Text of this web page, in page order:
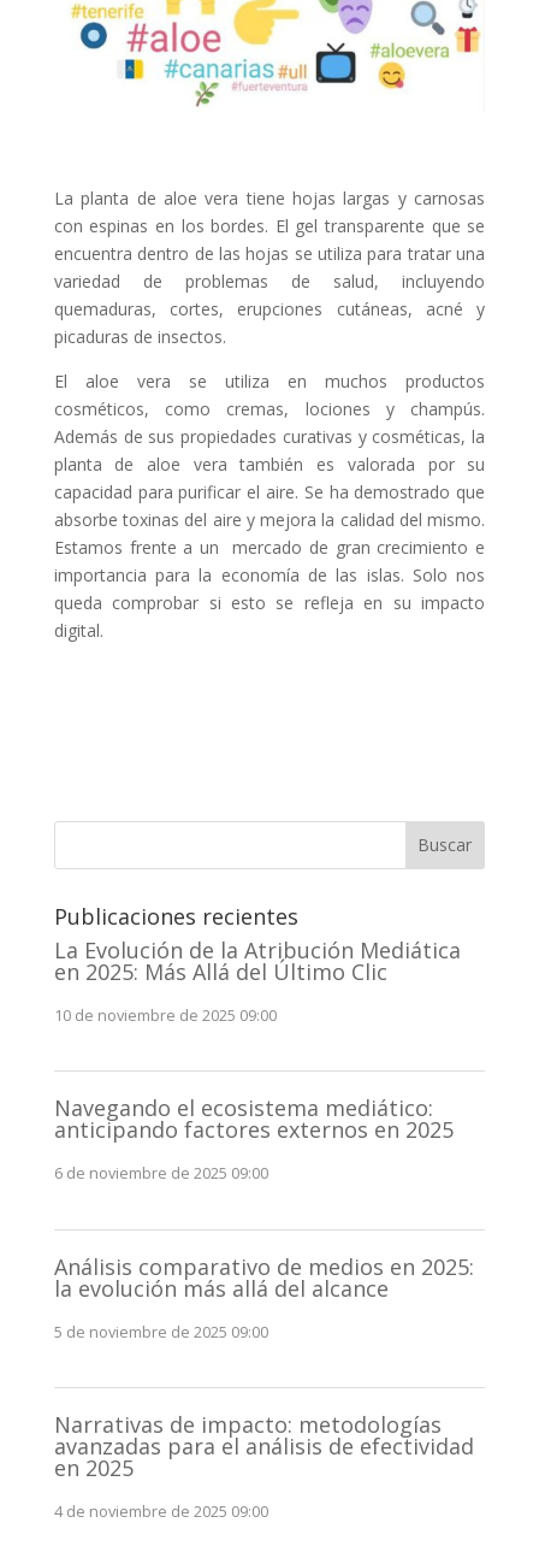
La planta de aloe vera tiene hojas largas y carnosas
con espinas en los bordes. El gel transparente que se
encuentra dentro de las hojas se utiliza para tratar una
variedad de problemas de salud, incluyendo
quemaduras, cortes, erupciones cutáneas, acné y
picaduras de insectos.
El aloe vera se utiliza en muchos productos
cosméticos, como cremas, lociones y champús.
Además de sus propiedades curativas y cosméticas, la
planta de aloe vera también es valorada por su
capacidad para purificar el aire. Se ha demostrado que
absorbe toxinas del aire y mejora la calidad del mismo.
Estamos frente a un mercado de gran crecimiento e
importancia para la economía de las islas. Solo nos
queda comprobar si esto se refleja en su impacto
digital.
Buscar
Publicaciones recientes
La Evolución de la Atribución Mediática
en 2025: Más Allá del Último Clic
10 de noviembre de 2025 09:00
Navegando el ecosistema mediático:
anticipando factores externos en 2025
6 de noviembre de 2025 09:00
Análisis comparativo de medios en 2025:
la evolución más allá del alcance
5 de noviembre de 2025 09:00
Narrativas de impacto: metodologías
avanzadas para el análisis de efectividad
en 2025
4 de noviembre de 2025 09:00